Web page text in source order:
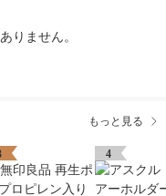
りません。
もっと見る
4